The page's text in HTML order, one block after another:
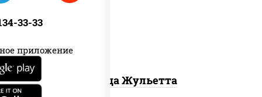
33-33
приложение
Пицца Жульетта